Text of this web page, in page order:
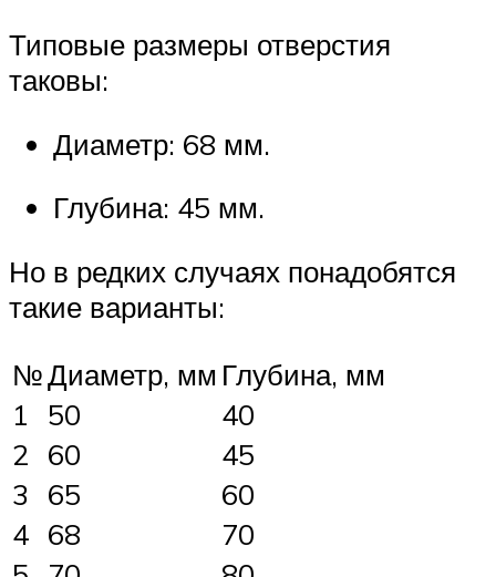
Типовые размеры отверстия
таковы:
Диаметр: 68 мм.
Глубина: 45 мм.
Но в редких случаях понадобятся
такие варианты:
№Диаметр, мм Глубина, мм
1
50
40
2 60
45
3
65
60
4 68
70